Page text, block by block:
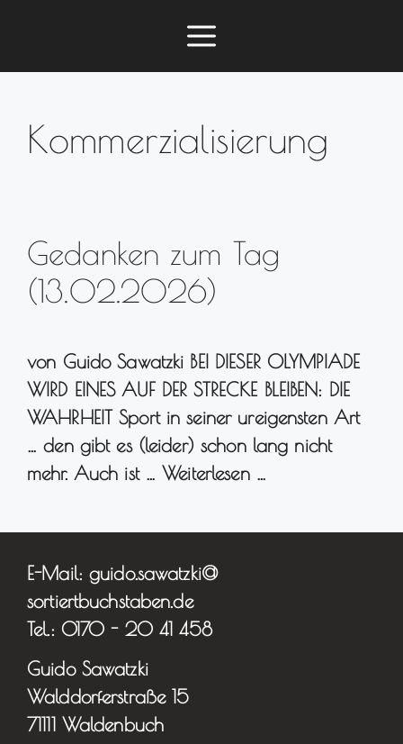
springen
Menü
Kommerzialisierung
Gedanken zum Tag
(13.02.2026)
von Guido Sawatzki BEI DIESER OLYMPIADE
WIRD EINES AUF DER STRECKE BLEIBEN: DIE
WAHRHEIT Sport in seiner ureigensten Art
… den gibt es (leider) schon lang nicht
mehr. Auch ist …Weiterlesen …
E-Mail: guido.sawatzki@
sortiertbuchstaben.de
Tel.: 0170 - 20 41 458
Guido Sawatzki
Walddorferstraße 15
71111 Waldenbuch